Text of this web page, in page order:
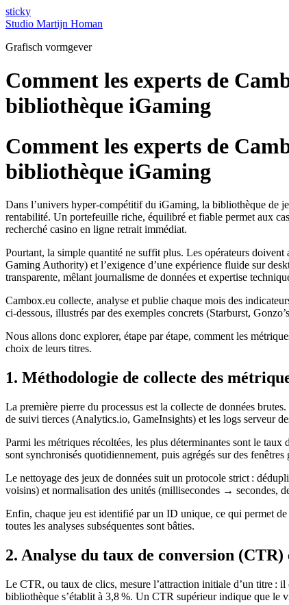
stickyGa
naar
inhoud
Studio Martijn Homan
Grafisch vormgever
Comment les experts de
bibliothèque iGaming
Comment les experts de
bibliothèque iGaming
Dans l’univers hyper‑compétitif du iGaming, la bibliothèque de
rentabilité. Un portefeuille riche, équilibré et fiable permet aux
recherché casino en ligne retrait immédiat.
Pourtant, la simple quantité ne suffit plus. Les opérateurs
Gaming Authority) et l’exigence d’une expérience fluide sur
transparente, mêlant journalisme de données et expertise
Cambox.eu collecte, analyse et publie chaque mois des
ci‑dessous, illustrés par des exemples concrets (Starburst,
Nous allons donc explorer, étape par étape, comment les
choix de leurs titres.
1. Méthodologie de collecte des
La première pierre du processus est la collecte de données
de suivi tierces (Analytics.io, GameInsights) et les logs serveur
Parmi les métriques récoltées, les plus déterminantes sont le
sont synchronisés quotidiennement, puis agrégés sur des
Le nettoyage des jeux de données suit un protocole strict :
voisins) et normalisation des unités (millisecondes → secondes,
Enfin, chaque jeu est identifié par un ID unique, ce qui permet
toutes les analyses subséquentes sont bâties.
2. Analyse du taux de conversion
Le CTR, ou taux de clics, mesure l’attraction initiale d’un titre :
bibliothèque s’établit à 3,8 %. Un CTR supérieur indique que le